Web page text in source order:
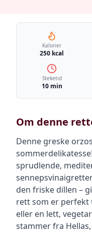
Kalorier
250 kcal
Steketid
10 min
Om denne
Denne greske
sprudlende,
den friske dillen –
rett som er perfekt
eller en lett,
stammer fra